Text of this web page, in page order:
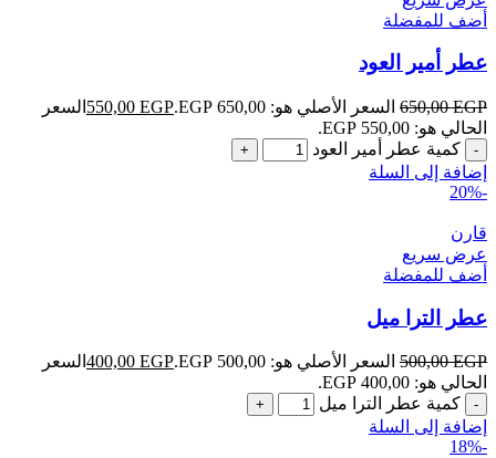
أضف للمفضلة
عطر أمير العود
650,00EGP السعر الأصلي هو: 650,00 EGP. 550,00 EGP
السعر
الحالي هو: 550,00 EGP.
كمية عطر أمير العود
إضافة إلى السلة
-20%
قارن
عرض سريع
أضف للمفضلة
عطر الترا ميل
500,00EGP السعر الأصلي هو: 500,00 EGP. 400,00 EGP
السعر
الحالي هو: 400,00 EGP.
كمية عطر الترا ميل
إضافة إلى السلة
-18%